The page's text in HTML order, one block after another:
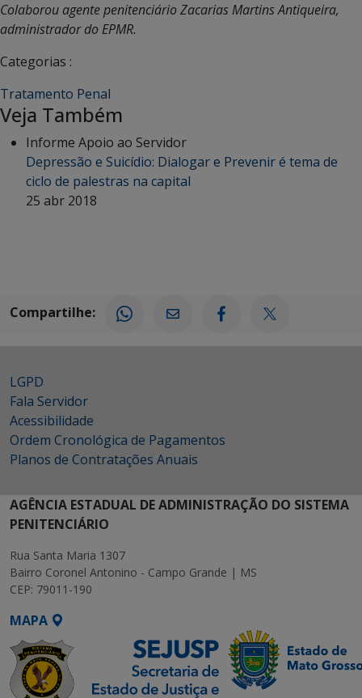
Colaborou agente penitenciário Zacarias Martins Antiqueira,
administrador do EPMR.
Categorias :
Tratamento Penal
Veja Também
Informe Apoio ao Servidor
Depressão e Suicídio: Dialogar e Prevenir é tema de
ciclo de palestras na capital
25 abr 2018
Compartilhe:
LGPD
Fala Servidor
Acessibilidade
Ordem Cronológica de Pagamentos
Planos de Contratações Anuais
AGÊNCIA ESTADUAL DE ADMINISTRAÇÃO DO SISTEMA
PENITENCIÁRIO
Rua Santa Maria 1307
Bairro Coronel Antonino - Campo Grande | MS
CEP: 79011-190
MAPA